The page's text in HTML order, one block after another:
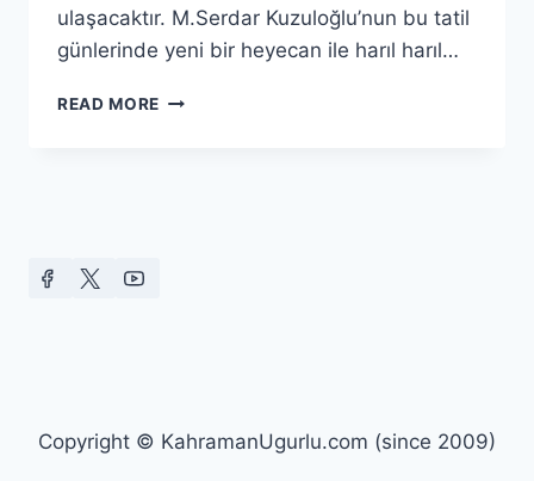
ulaşacaktır. M.Serdar Kuzuloğlu’nun bu tatil
günlerinde yeni bir heyecan ile harıl harıl…
READ MORE TEBRIKLER-
Copyright © KahramanUgurlu.com (since 2009)